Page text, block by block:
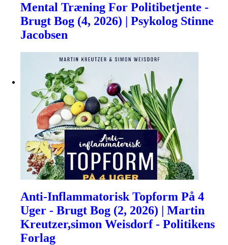
Mental Træning For Politibetjente -
Brugt Bog (4, 2026) | Psykolog Stinne
Jacobsen
Anti-Inflammatorisk Topform På 4
Uger - Brugt Bog (2, 2026) | Martin
Kreutzer,simon Weisdorf - Politikens
Forlag